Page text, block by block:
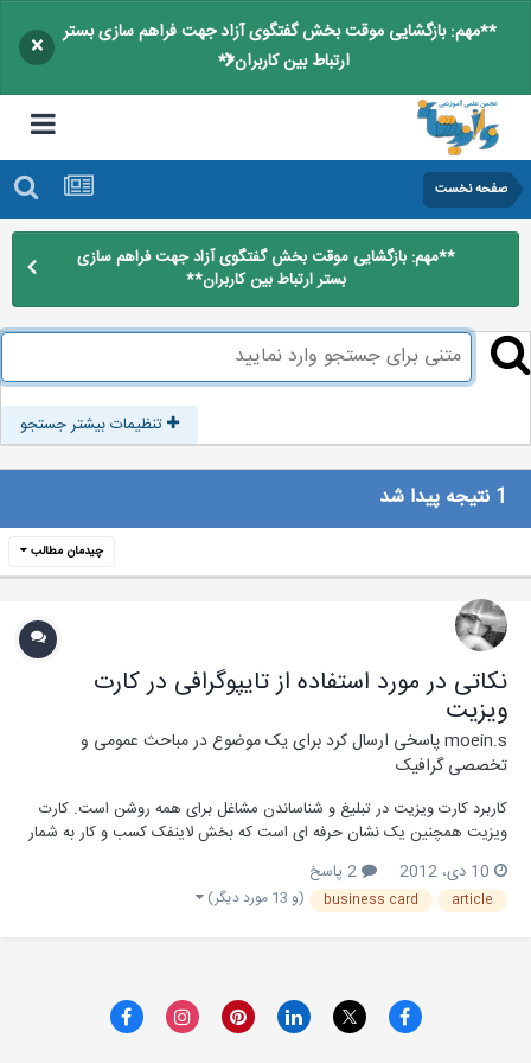
**مهم: بازگشایی موقت بخش گفتگوی آزاد جهت فراهم سازی بستر
ارتباط بین کاربران**
×
صفحه نخست
**مهم: بازگشایی موقت بخش گفتگوی آزاد جهت فراهم سازی
بستر ارتباط بین کاربران**
تنظیمات بیشتر جستجو
چیدمان مطالب
نکاتی در مورد استفاده از تایپوگرافی در کارت
ویزیت
moein.sپاسخی ارسال کرد برای یک موضوع درمباحث عمومی و
تخصصی گرافیک
کاربرد کارت ویزیت در تبلیغ و شناساندن مشاغل برای همه روشن است. کارت
ویزیت همچنین یک نشان حرفه ای است که بخش لاینفک کسب و کار به شمار
کنید، او نیز شرکت و کار شما را به رسمیت می شناسد و همچنین به این ترتیب
می توانید اطلاعات مربوط به بر...
10 دی، 2012 2 پاسخ
article
business card (و 13 مورد دیگر)